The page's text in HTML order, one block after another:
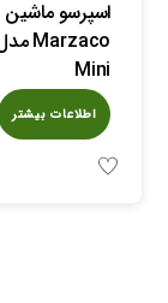
Mini
اطلاعات بیشتر